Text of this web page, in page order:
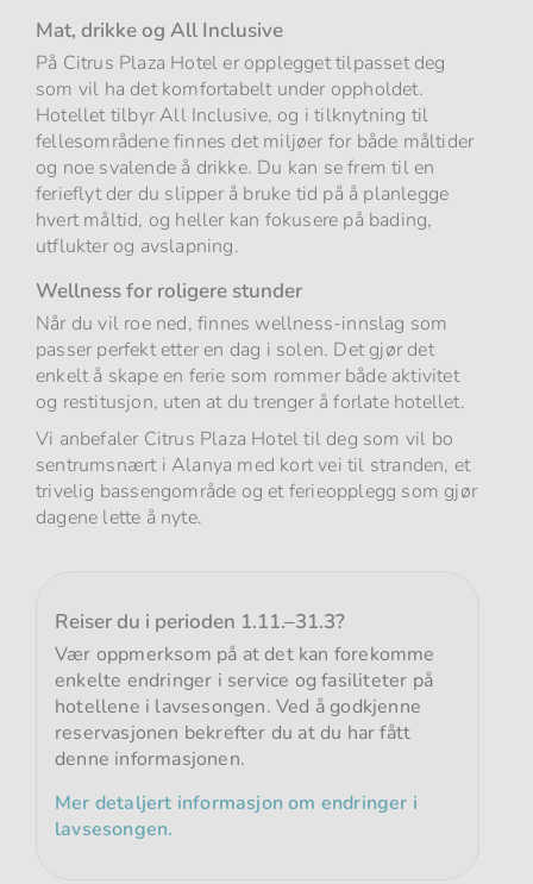
Mat, drikke og All Inclusive
På Citrus Plaza Hotel er opplegget tilpasset deg
som vil ha det komfortabelt under oppholdet.
Hotellet tilbyr All Inclusive, og i tilknytning til
fellesområdene finnes det miljøer for både måltider
og noe svalende å drikke. Du kan se frem til en
ferieflyt der du slipper å bruke tid på å planlegge
hvert måltid, og heller kan fokusere på bading,
utflukter og avslapning.
Wellness for roligere stunder
Når du vil roe ned, finnes wellness-innslag som
passer perfekt etter en dag i solen. Det gjør det
enkelt å skape en ferie som rommer både aktivitet
og restitusjon, uten at du trenger å forlate hotellet.
Vi anbefaler Citrus Plaza Hotel til deg som vil bo
sentrumsnært i Alanya med kort vei til stranden, et
trivelig bassengområde og et ferieopplegg som gjør
dagene lette å nyte.
Reiser du i perioden 1.11.–31.3?
Vær oppmerksom på at det kan forekomme
enkelte endringer i service og fasiliteter på
hotellene i lavsesongen. Ved å godkjenne
reservasjonen bekrefter du at du har fått
denne informasjonen.
Mer detaljert informasjon om endringer i
lavsesongen.